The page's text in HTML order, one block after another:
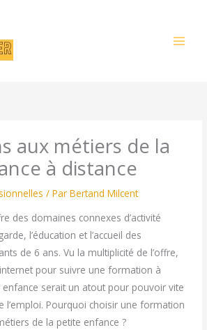
aux métiers de la
à distance
/ ParBertand Milcent
des domaines connexes d’activité
l’éducation et l’accueil des
de 6 ans. Vu la multiplicité de l’offre,
pour suivre une formation à
enfance serait un atout pour pouvoir vite
l’emploi. Pourquoi choisir une formation
de la petite enfance ?